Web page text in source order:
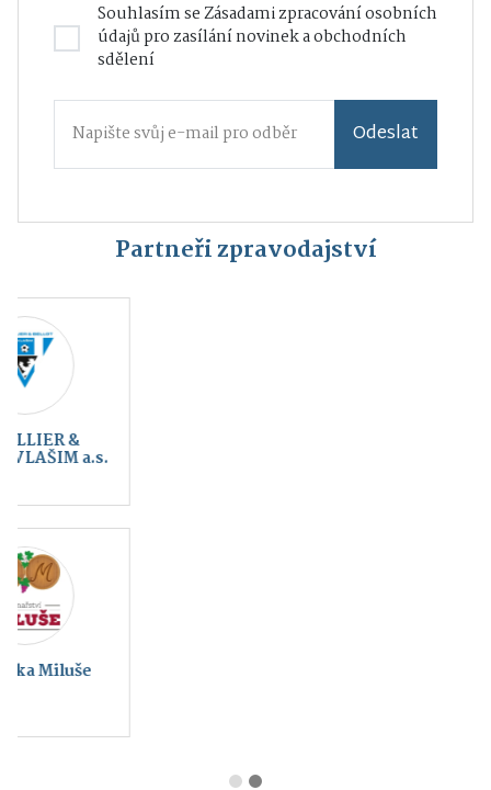
Souhlasím seZásadami zpracování osobních
údajůpro zasílání novinek a obchodních
sdělení
Odeslat
Partneři zpravodajství
Kraj blanických
rytířů, z.s.